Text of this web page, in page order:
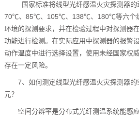
国家标准将线型光纤感温火灾探测器
70℃、85℃、105℃、138℃、180℃等六个
环境的探测要求，并在检验过程中对探测器
功能进行检测。在实际应用中探测器的报警
动作温度中进行选择设置，使用未经国家权
存在一定风险。
7、如何测定线型光纤感温火灾探测器
元？
空间分辨率是分布式光纤测温系统能感